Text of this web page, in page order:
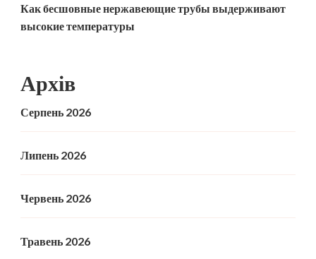
Как бесшовные нержавеющие трубы выдерживают
высокие температуры
Архів
Серпень 2026
Липень 2026
Червень 2026
Травень 2026